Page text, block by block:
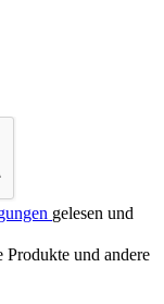
gelesen und
Produkte und andere